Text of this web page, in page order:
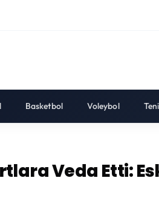
Basketbol Voleybol
Veda Etti: